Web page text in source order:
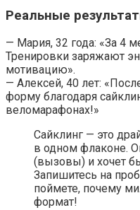
Реальные
— Мария, 32 года: «За 4
Тренировки заряжают
мотивацию».
— Алексей, 40 лет:
форму благодаря
веломарафонах!»
Сайклинг — это
в одном флаконе.
(вызовы) и хочет
Запишитесь на
поймете, почему
формат!